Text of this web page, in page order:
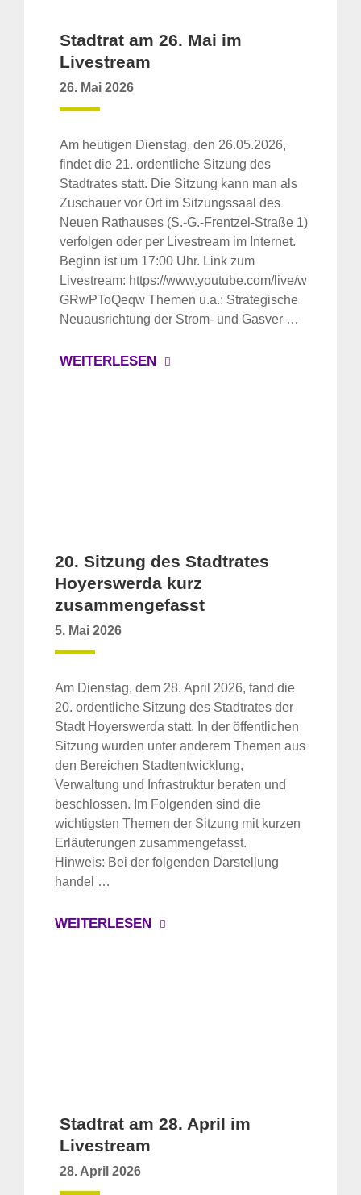
Stadtrat am 26. Mai im
Livestream
26. Mai 2026
Am heutigen Dienstag, den 26.05.2026,
findet die 21. ordentliche Sitzung des
Stadtrates statt. Die Sitzung kann man als
Zuschauer vor Ort im Sitzungssaal des
Neuen Rathauses (S.-G.-Frentzel-Straße 1)
verfolgen oder per Livestream im Internet.
Beginn ist um 17:00 Uhr. Link zum
Livestream: https://www.youtube.com/live/w
GRwPToQeqw Themen u.a.: Strategische
Neuausrichtung der Strom- und Gasver …
WEITERLESEN
20. Sitzung des Stadtrates
Hoyerswerda kurz
zusammengefasst
5. Mai 2026
Am Dienstag, dem 28. April 2026, fand die
20. ordentliche Sitzung des Stadtrates der
Stadt Hoyerswerda statt. In der öffentlichen
Sitzung wurden unter anderem Themen aus
den Bereichen Stadtentwicklung,
Verwaltung und Infrastruktur beraten und
beschlossen. Im Folgenden sind die
wichtigsten Themen der Sitzung mit kurzen
Erläuterungen zusammengefasst.
Hinweis: Bei der folgenden Darstellung
handel …
WEITERLESEN
Stadtrat am 28. April im
Livestream
28. April 2026